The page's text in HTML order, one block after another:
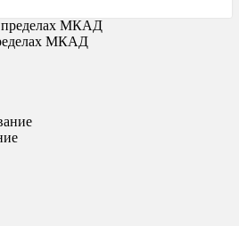
МКАД